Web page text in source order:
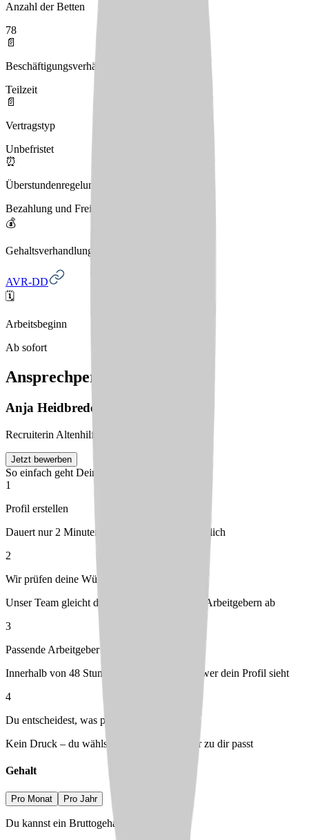
Anzahl der Betten
78
📄
Beschäftigungsverhältnis
Teilzeit
📄
Vertragstyp
Unbefristet
⏰
Überstundenregelung
Bezahlung und Freizeitausgleich
💰
Gehaltsverhandlungen
AVR-DD
🗓️
Arbeitsbeginn
Ab sofort
Ansprechperson
Anja Heidbreder-Diekmann
Recruiterin Altenhilfe Bethel
Jetzt bewerben
So einfach geht Deine Bewerbung
1
Profil erstellen
Dauert nur 2 Minuten – kostenlos & unverbindlich
2
Wir prüfen deine Wünsche
Unser Team gleicht dein Profil mit passenden Arbeitgebern ab
3
Passende Arbeitgeber melden sich bei dir
Innerhalb von 48 Stunden – du entscheidest, wer dein Profil sieht
4
Du entscheidest, was passt
Kein Druck – du wählst den Arbeitgeber, der zu dir passt
Gehalt
Pro Monat Pro Jahr
Du kannst ein Bruttogehalt erwarten von